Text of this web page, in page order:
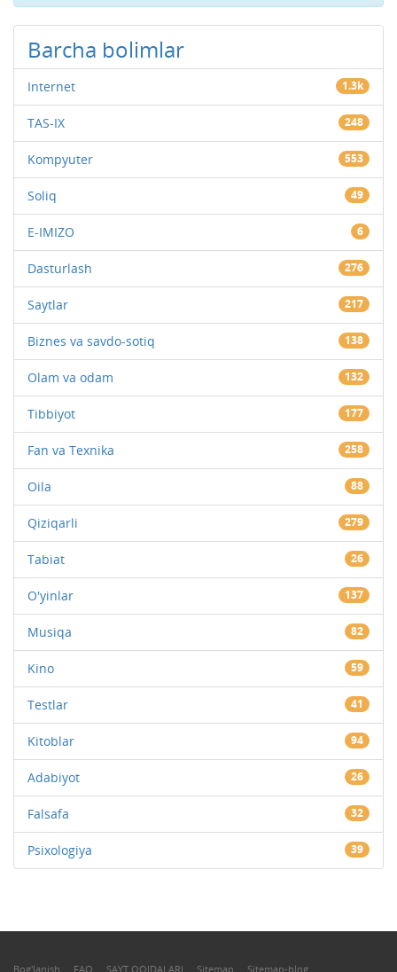
Barcha bolimlar
Internet 1.3k
TAS-IX 248
Kompyuter 553
Soliq 49
E-IMIZO 6
Dasturlash 276
Saytlar 217
Biznes va savdo-sotiq 138
Olam va odam 132
Tibbiyot 177
Fan va Texnika 258
Oila 88
Qiziqarli 279
Tabiat 26
O'yinlar 137
Musiqa 82
Kino 59
Testlar 41
Kitoblar 94
Adabiyot 26
Falsafa 32
Psixologiya 39
Bog'lanish FAQ SAYT QOIDALARI Sitemap Sitemap-blog